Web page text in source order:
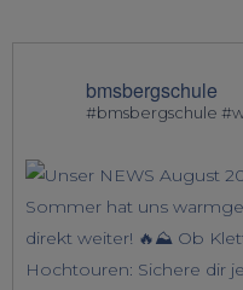
bmsbergschule
#bmsbergschule